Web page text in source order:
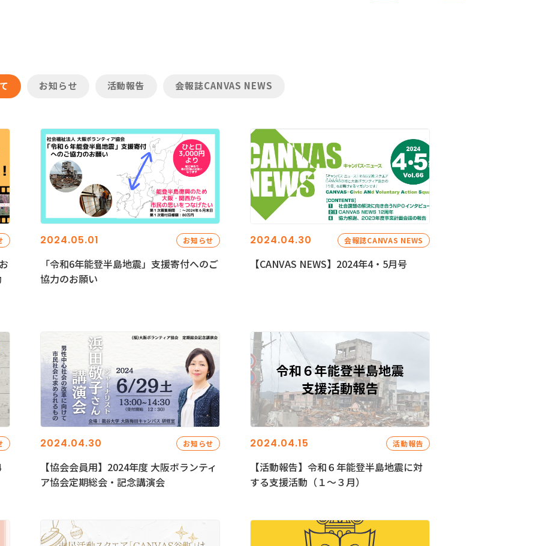
お知らせ 活動報告 会報誌CANVAS NEWS
2024.05.01 お知らせ
「令和6年能登半島地震」支援寄付へのご
協力のお願い
2024.04.30 会報誌CANVAS NEWS
【CANVAS NEWS】2024年4・5月号
2024.04.30 お知らせ
【協会会員用】2024年度 大阪ボランティ
ア協会定期総会・記念講演会
2024.04.15 活動報告
【活動報告】令和６年能登半島地震に対
する支援活動（１〜３月）